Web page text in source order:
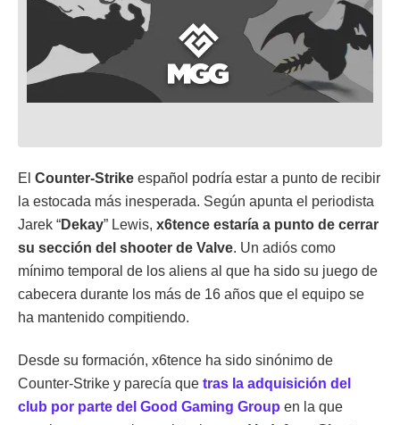
El Counter-Strike español podría estar a punto de recibir
la estocada más inesperada. Según apunta el periodista
Jarek “Dekay” Lewis, x6tence estaría a punto de cerrar
su sección del shooter de Valve. Un adiós como
mínimo temporal de los aliens al que ha sido su juego de
cabecera durante los más de 16 años que el equipo se
ha mantenido compitiendo.
Desde su formación, x6tence ha sido sinónimo de
Counter-Strike y parecía que tras la adquisición del
club por parte del Good Gaming Group en la que